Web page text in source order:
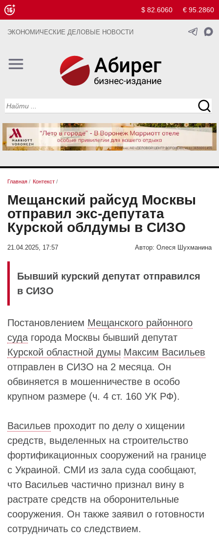
$ 82.6060 € 95.2860
ЭКОНОМИЧЕСКИЕ ДЕЛОВЫЕ НОВОСТИ
Главная / Контекст /
Мещанский райсуд Москвы
отправил экс-депутата
Курской облдумы в СИЗО
21.04.2025, 17:57 Автор: Олеся Шухманина
Бывший курский депутат отправился
в СИЗО
Постановлением Мещанского районного
суда города Москвы бывший депутат
Курской областной думы Максим Васильев
отправлен в СИЗО на 2 месяца. Он
обвиняется в мошенничестве в особо
крупном размере (ч. 4 ст. 160 УК РФ).
Васильев проходит по делу о хищении
средств, выделенных на строительство
фортификационных сооружений на границе
с Украиной. СМИ из зала суда сообщают,
что Васильев частично признал вину в
растрате средств на оборонительные
сооружения. Он также заявил о готовности
сотрудничать со следствием.